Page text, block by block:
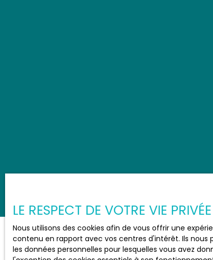
JE RECHERCHE UN BIEN
LE RESPECT DE VOTRE VIE
Nous utilisons des cookies afin de vous offrir une
contenu en rapport avec vos centres d'intérêt. Ils
les données personnelles pour lesquelles vous avez